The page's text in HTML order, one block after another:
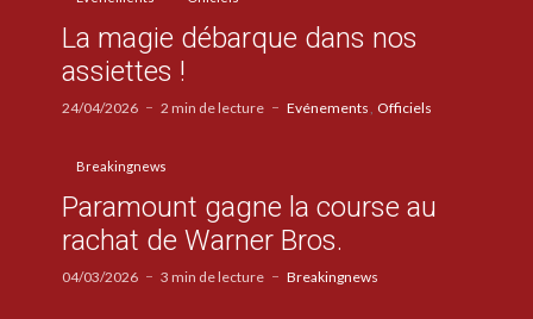
La magie débarque dans nos
assiettes !
24/04/2026 2 min de lecture Evénements Officiels
Breakingnews
Paramount gagne la course au
rachat de Warner Bros.
04/03/2026 3 min de lecture Breakingnews